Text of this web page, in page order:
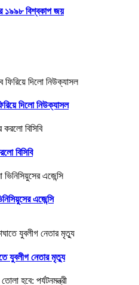
১৯৯৮ বিশ্বকাপ জয়
দিলো নিউক্যাসল
বিসিবি
এজেন্সি
যুবলীগ নেতার মৃত্যু